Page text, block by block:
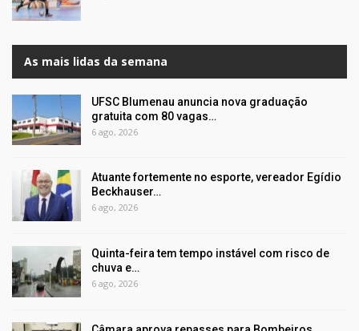
As mais lidas da semana
UFSC Blumenau anuncia nova graduação
gratuita com 80 vagas…
6 ago, 2026
Atuante fortemente no esporte, vereador Egídio
Beckhauser…
6 ago, 2026
Quinta-feira tem tempo instável com risco de
chuva e…
6 ago, 2026